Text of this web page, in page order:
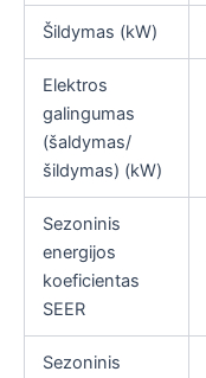
Šildymas (kW)
Elektros
galingumas
(šaldymas/
šildymas) (kW)
Sezoninis
energijos
koeficientas
SEER
Sezoninis